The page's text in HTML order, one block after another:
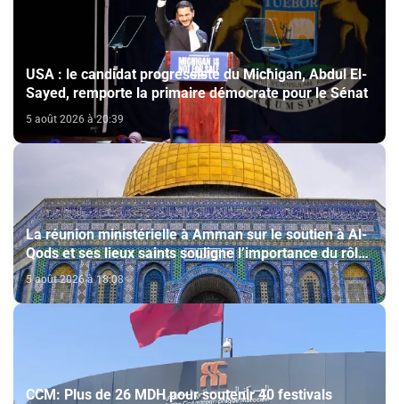
USA : le candidat progressiste du Michigan, Abdul El-
Sayed, remporte la primaire démocrate pour le Sénat
5 août 2026 à 20:39
La réunion ministérielle à Amman sur le soutien à Al-
Qods et ses lieux saints souligne l’importance du rôle
du Comité Al Qods présidé par SM le Roi
5 août 2026 à 18:08
CCM: Plus de 26 MDH pour soutenir 40 festivals